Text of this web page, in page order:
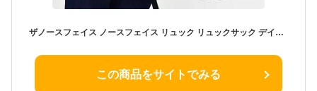
ザノースフェイス ノースフェイス リュック リュックサック デイパック リサイクル ポリエステル PCスリーブ付き 大容量 a4 メッシュポケット バッグ 黒 レディース 女子 メンズ 男子 大人 通勤 通学 旅行 大学生 高校生 バックパック 海外 ブランド 人気 おしゃれ かばん
この商品をサイトでみる